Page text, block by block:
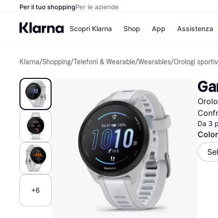
Per il tuo shoppingPer le aziende
Scopri Klarna
Opzioni di
Paga in 3 rate
Paga dopo 30 giorni
Finanziamento
Shop
Negozi
Unieuro
Media
eBay
Zalando
Elenco negozi
App Assistenza
Klarna/Shopping/Telefoni & Wearable/Wearables/Orologi
+6
Da 3